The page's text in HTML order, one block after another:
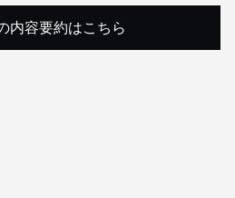
内容要約はこちら